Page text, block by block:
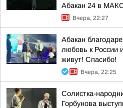
Абакан 24 в
Вчера, 22:27
Абакан
любовь к России
живут! Спасибо!
Вчера, 22:25
Солистка-
Горбунова